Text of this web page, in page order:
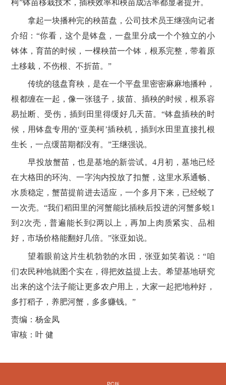
柯”钵苗移栽技术，插秧效率和秧苗成活率都显著提升。
拿起一块播种完的秧苗盘，公司技术员王继强向记者
介绍：“你看，这个是钵盘，一盘里分成一个个独立的小
钵体，育苗的时候，一棵秧苗一个钵，根系完整，带着原
土移栽，不伤根、不折苗。”
传统的毯盘育秧，是在一个平盘里密密麻麻地播种，
根都缠在一起，像一张毯子，拔苗、插秧的时候，根系容
易扯断、受伤，插到田里得缓好几天苗。“钵盘插秧的时
候，用钵盘专用的‘亚美柯’插秧机，插到水田里直接扎根
生长，一点缓苗期都没有。”王继强说。
早投放蟹苗，也是基地的新尝试。4月初，基地已经
在大格田的环沟、一字沟内投放了扣蟹，这里水系通畅、
水质稳定，蟹苗提前进去适应，一个多月下来，已经蜕了
一次壳。“我们稻田里的河蟹能比插秧后投进的河蟹多蜕1
到2次壳，普遍能长到2两以上，再加上肉质紧实、品相
好，市场价格能翻好几倍。”张亚如说。
望着眼前这片生机勃勃的水田，张亚如笑着说：“咱
们农民种地就图个实在，得把效益提上去。希望基地研究
出来的这个法子能让更多农户用上，大家一起把地种好，
多打稻子，养肥河蟹，多多赚钱。”
责编：杨金凤
审核：叶 健